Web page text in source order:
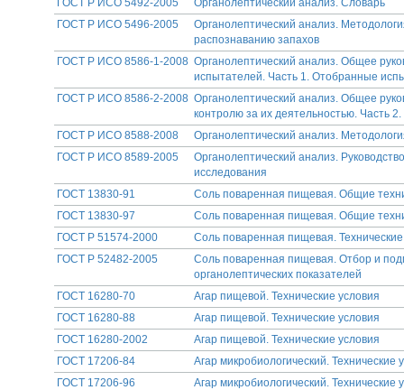
ГОСТ Р ИСО 5492-2005
Органолептический анализ. Словарь
ГОСТ Р ИСО 5496-2005
Органолептический анализ.
распознаванию запахов
ГОСТ Р ИСО 8586-1-2008 Органолептический анализ. Общее
испытателей. Часть 1. Отобранные
ГОСТ Р ИСО 8586-2-2008 Органолептический анализ. Общее
контролю за их деятельностью. Часть
ГОСТ Р ИСО 8588-2008
Органолептический анализ.
ГОСТ Р ИСО 8589-2005
Органолептический анализ.
исследования
ГОСТ 13830-91
Соль поваренная пищевая. Общие
ГОСТ 13830-97
Соль поваренная пищевая. Общие
ГОСТ Р 51574-2000
Соль поваренная пищевая.
ГОСТ Р 52482-2005
Соль поваренная пищевая. Отбор и
органолептических показателей
ГОСТ 16280-70
Агар пищевой. Технические условия
ГОСТ 16280-88
Агар пищевой. Технические условия
ГОСТ 16280-2002
Агар пищевой. Технические условия
ГОСТ 17206-84
Агар микробиологический. Технические
ГОСТ 17206-96
Агар микробиологический. Технические